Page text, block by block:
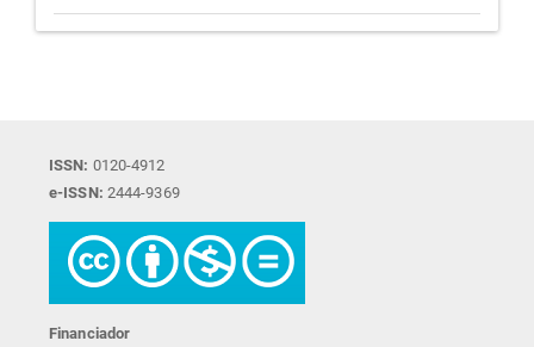
ISSN: 0120-4912
e-ISSN: 2444-9369
Financiador